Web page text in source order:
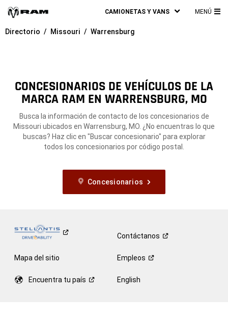
CAMIONETAS Y VANS MENÚ
Directorio Missouri Warrensburg
CONCESIONARIOS DE VEHÍCULOS DE LA
MARCA RAM EN WARRENSBURG, MO
Busca la información de contacto de los concesionarios de
Missouri ubicados en Warrensburg, MO. ¿No encuentras lo que
buscas? Haz clic en "Buscar concesionario" para explorar
todos los concesionarios por código postal.
Concesionarios
Contáctanos
Mapa del sitio Empleos
Encuentra tu país English